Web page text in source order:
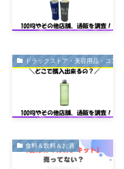
ドラックストア・美容用品・コスメ
食料＆飲料＆お酒